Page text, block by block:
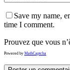
Save my name,
time I comment.
Prouvez que vous
Powered by MathCaptcha